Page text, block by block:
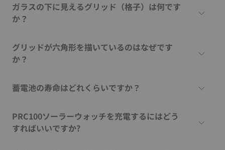
ガラスの下に見えるグリッド（格子）は何です
か？
グリッドが六角形を描いているのはなぜです
か？
蓄電池の寿命はどれくらいですか？
PRC100ソーラーウォッチを充電するにはどう
すればいいですか?